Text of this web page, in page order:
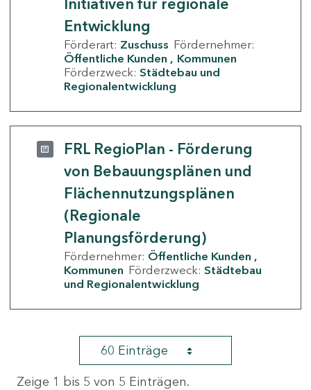
Initiativen für regionale
Entwicklung
Förderart: Zuschuss Fördernehmer:
Öffentliche Kunden
Kommunen
Förderzweck: Städtebau und
Regionalentwicklung
FRL RegioPlan - Förderung
von Bebauungsplänen und
Flächennutzungsplänen
(Regionale
Planungsförderung)
Fördernehmer: Öffentliche Kunden
Kommunen Förderzweck: Städtebau
und Regionalentwicklung
60 Einträge
Zeige 1 bis 5 von 5 Einträgen.